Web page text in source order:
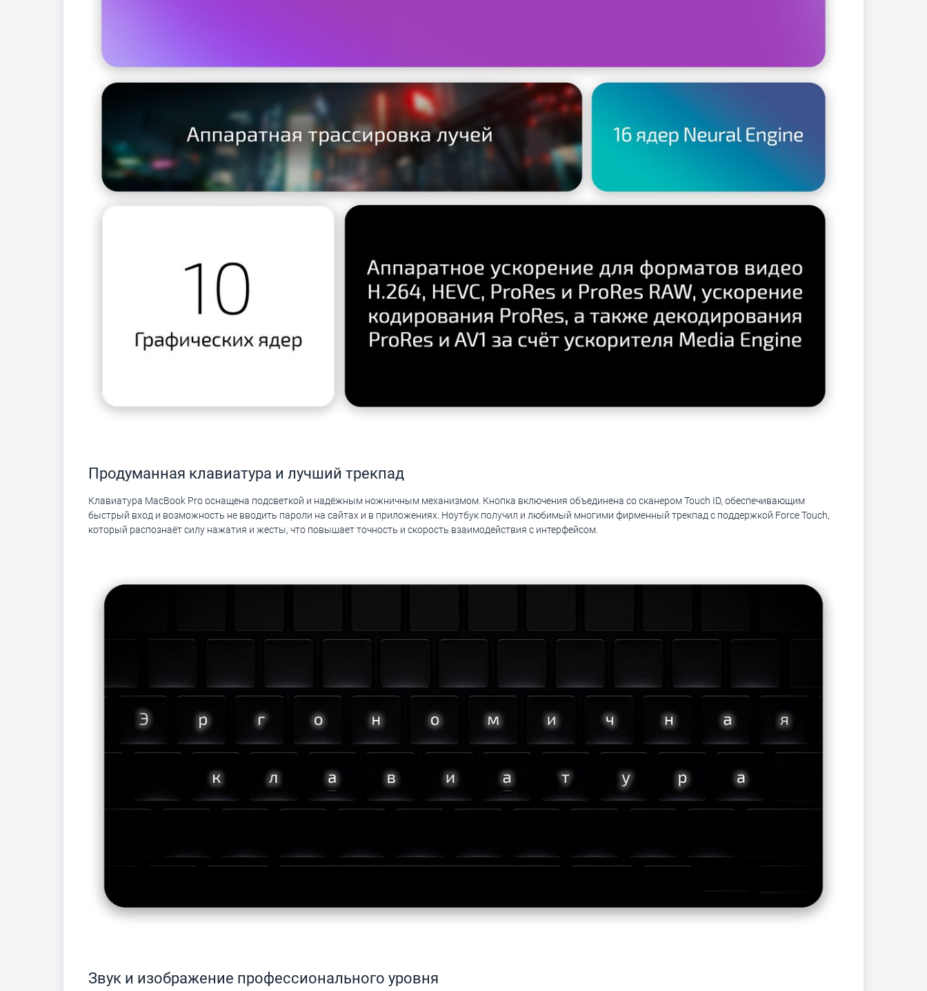
Продуманная клавиатура и лучший трекпад
Клавиатура MacBook Pro оснащена подсветкой и надёжным ножничным механизмом. Кнопка включения объединена со сканером Touch ID, обеспечивающим
быстрый вход и возможность не вводить пароли на сайтах и в приложениях. Ноутбук получил и любимый многими фирменный трекпад с поддержкой Force Touch,
который распознаёт силу нажатия и жесты, что повышает точность и скорость взаимодействия с интерфейсом.
Звук и изображение профессионального уровня